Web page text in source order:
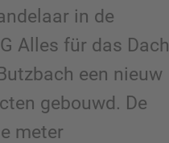
in de
Alles für das Dach
een nieuw
gebouwd. De
meter